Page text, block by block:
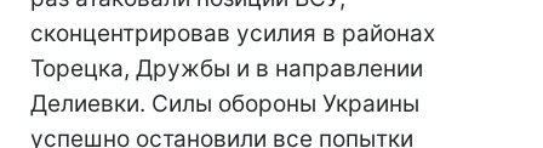
сконцентрировав усилия в районах
Торецка, Дружбы и в направлении
Делиевки. Силы обороны Украины
успешно остановили все попытки